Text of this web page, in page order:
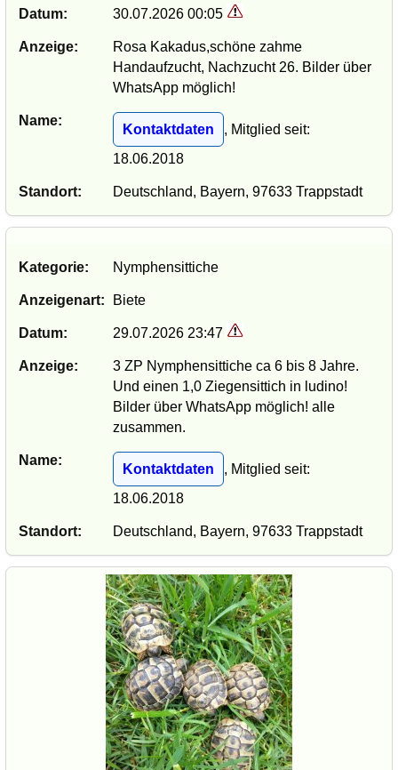
Datum: 30.07.2026 00:05
Anzeige:
Rosa Kakadus,schöne zahme
Handaufzucht, Nachzucht 26. Bilder über
WhatsApp möglich!
Name:
Kontaktdaten
, Mitglied seit:
18.06.2018
Standort: Deutschland, Bayern, 97633 Trappstadt
Kategorie: Nymphensittiche
Anzeigenart: Biete
Datum: 29.07.2026 23:47
Anzeige:
3 ZP Nymphensittiche ca 6 bis 8 Jahre.
Und einen 1,0 Ziegensittich in ludino!
Bilder über WhatsApp möglich! alle
zusammen.
Name:
Kontaktdaten
, Mitglied seit:
18.06.2018
Standort: Deutschland, Bayern, 97633 Trappstadt